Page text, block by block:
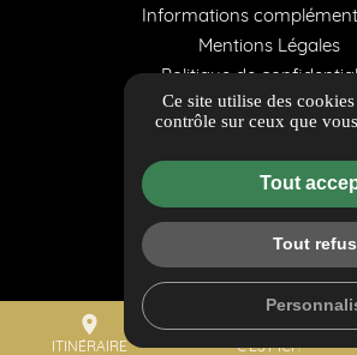
place
ITINÉRAIRE
mail
C'EST ICI !
Informations
Mentions Légales
Politique de
Flux RSS
Ce site utilise des
contrôle sur ceux que
Tout
Tout